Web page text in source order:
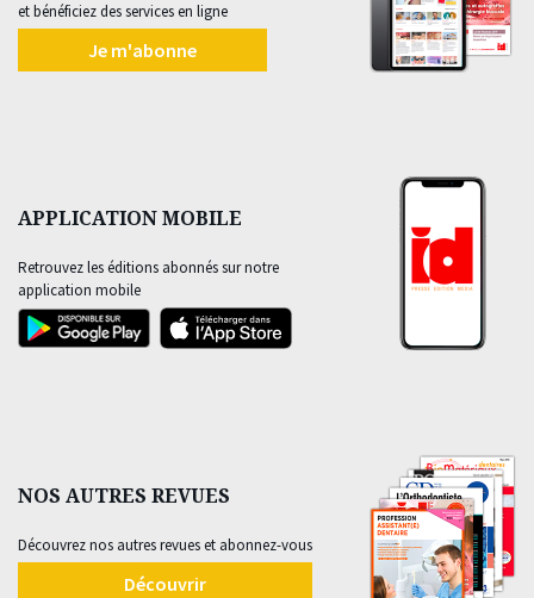
et bénéficiez des services en ligne
Je m'abonne
APPLICATION MOBILE
Retrouvez les éditions abonnés sur notre
application mobile
NOS AUTRES REVUES
Découvrez nos autres revues et abonnez-vous
Découvrir